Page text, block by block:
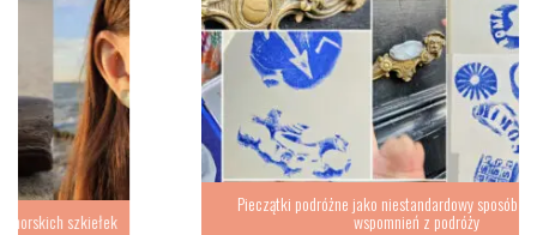
Pieczątki podróżne jako niestandardowy sposób na zbieranie
wspomnień z podróży